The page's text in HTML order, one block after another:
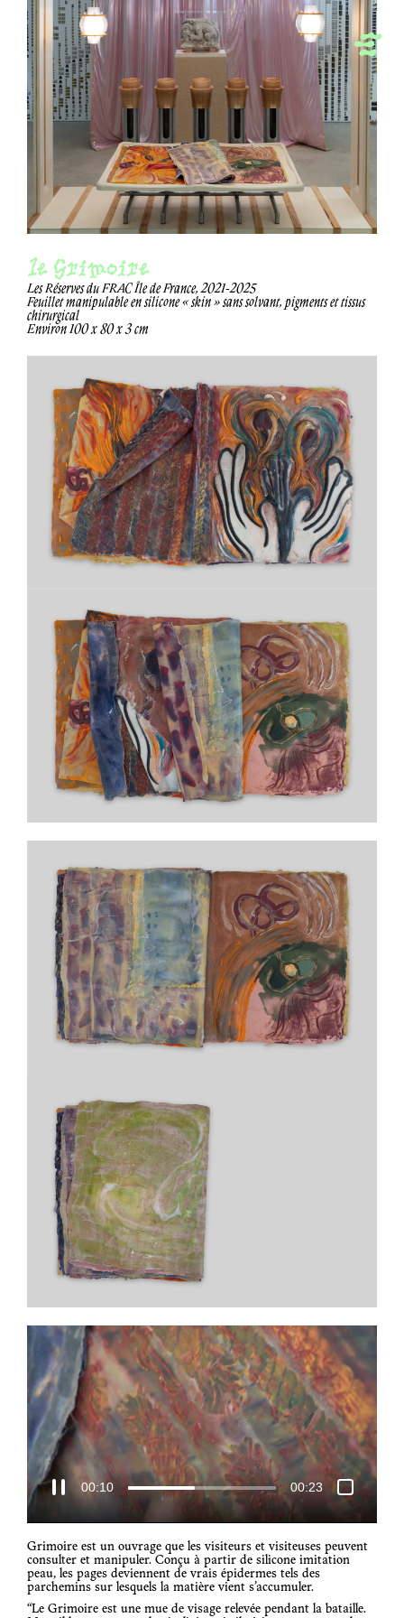
le Grimoire
Les Réserves du FRAC Île de France, 2021-2025
Feuillet manipulable en silicone « skin » sans solvant, pigments et tissus
chirurgical
Environ 100 x 80 x 3 cm
00:11 00:23
Grimoire est un ouvrage que les visiteurs et visiteuses peuvent
consulter et manipuler. Conçu à partir de silicone imitation
peau, les pages deviennent de vrais épidermes tels des
parchemins sur lesquels la matière vient s’accumuler.
“Le Grimoire est une mue de visage relevée pendant la bataille.